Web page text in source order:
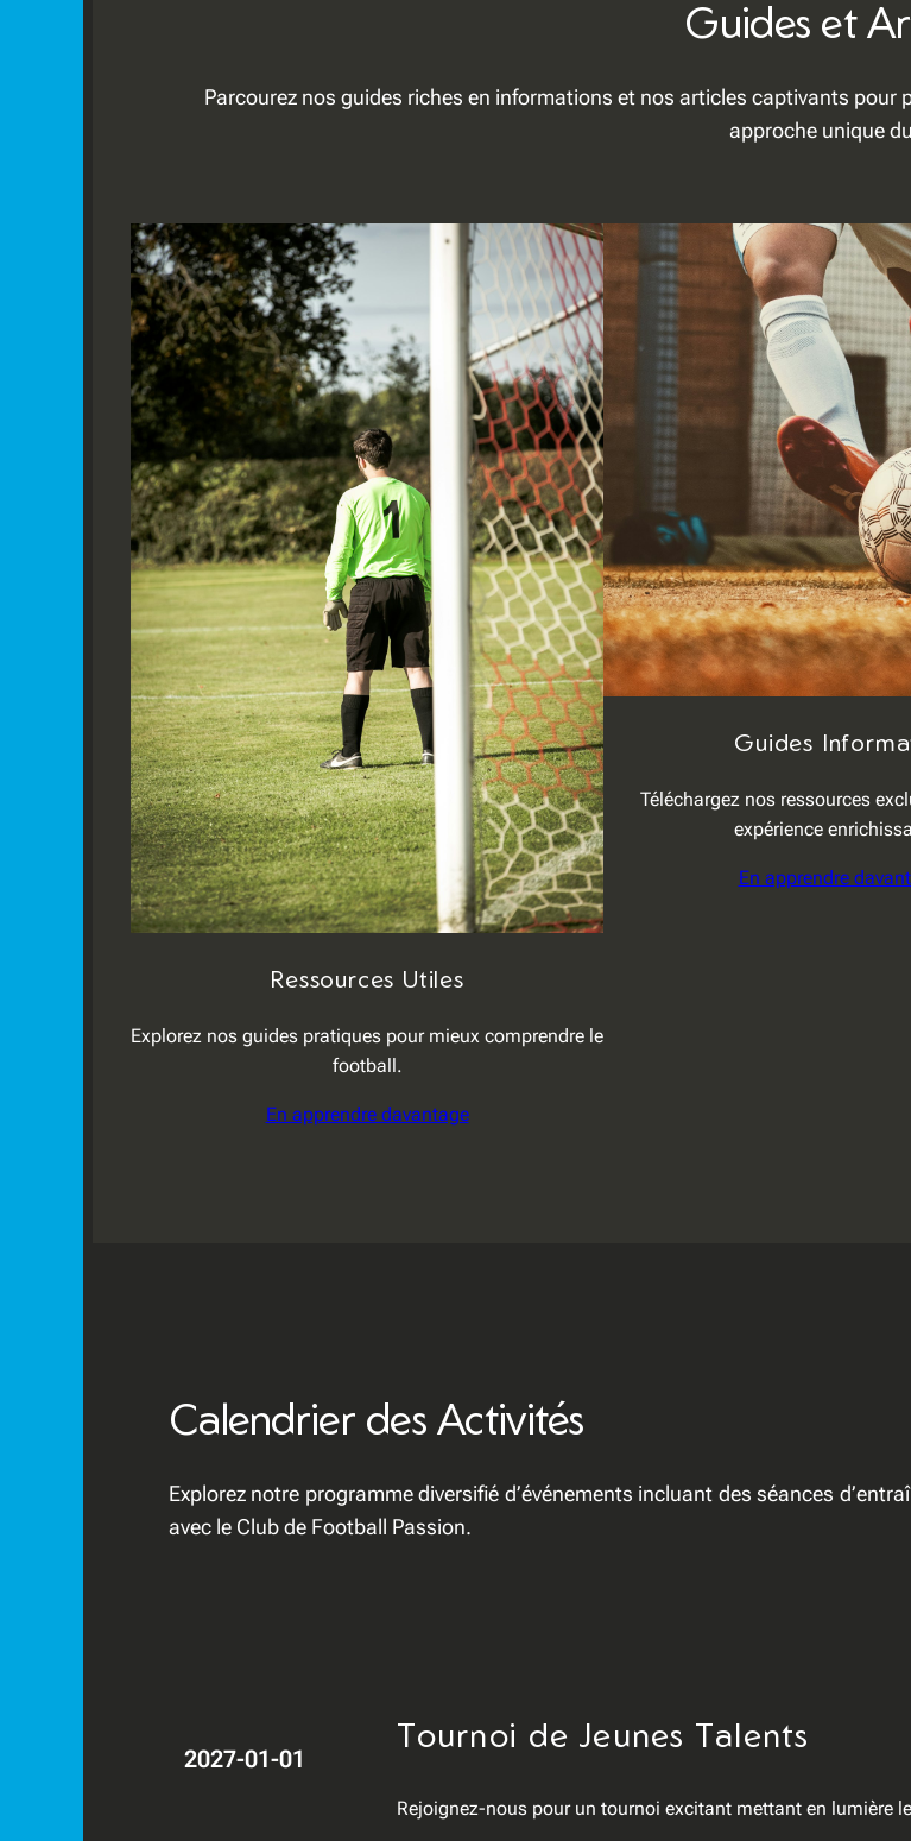
Guides et
Parcourez nos guides riches en informations et nos articles captivants pour
approche unique
Ressources Utiles
Explorez nos guides pratiques pour mieux comprendre le
football.
En apprendre davantage
Guides
Téléchargez nos ressources
expérience
En apprendre
Calendrier des Activités
Explorez notre programme diversifié d’événements incluant des séances
avec le Club de Football Passion.
2027-01-01
Tournoi de Jeunes Talents
Rejoignez-nous pour un tournoi excitant mettant en lumière